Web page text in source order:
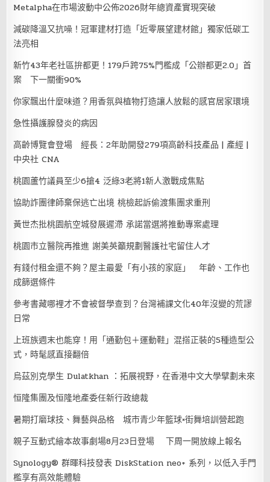
Metalpha在市場波動中公佈2026財年總資產實現突破
減碳降溫又抗噪！冠軍建材打造「近零展望建材館」獨家低碳工
法亮相
新竹43年老社區拚都更！179戶跨75%門檻成「公辦都更2.0」首
案 下一關衝90%
你家飄出什麼味道？用香氛與植物打造讓人放鬆的感官居家環境
急性攝護腺發炎的病因
高齡博覽會登場 經長：2年助開發279項高齡科技產品 | 產經 |
中央社 CNA
桃園蘆竹議員至少6搶4 泛綠3老將1新人激戰成焦點
協助詐團律師棄保逃亡出境 桃檢起訴偷渡集團求重刑
黃世杰批桃園航空城發展遲滯 承諾當選將推動專案處理
桃園市立醫院再推進 謝美英籲規劃醫護社宅留住人才
有錢付租金還不夠？屋主最愛「有小孩的家庭」 年齡、工作也
成篩選條件
參考書藏哪裡才不會被督學查到？台灣補課文化40年沒變的荒謬
日常
上班族週末也能穿！用「通勤包＋運動鞋」混搭正裝的5種造型公
式，時髦感直接翻倍
烏茲別克學生 Dulatkhan ：拓展視野，在香港中文大學擘劃未來
恒隆集團及恒隆地產委任新行政總裁
暑期打磨球技、舞藝與品格 城市青少年籃球×街舞培訓營起跑
親子互動式繪本故事劇場8月23日登場 下周一開放線上報名
Synology® 群暉科技發表 DiskStation neo+ 系列，以低入手門
檻享有高效能體驗